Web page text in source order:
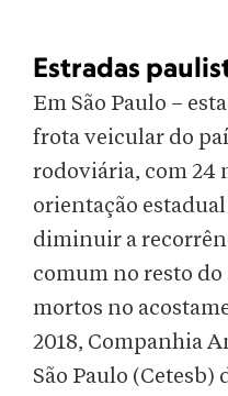
Estradas
Em São Paulo –
frota veicular do
rodoviária, com 24
orientação
diminuir a
comum no resto
mortos no
2018, Companhia
São Paulo